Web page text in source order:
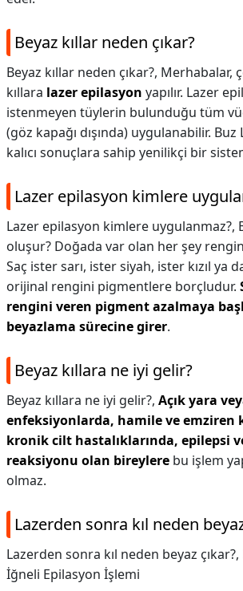
Beyaz kıllar neden çıkar?
Beyaz kıllar neden çıkar?, Merhabalar,
kıllara lazer epilasyon yapılır. Lazer
istenmeyen tüylerin bulunduğu tüm
(göz kapağı dışında) uygulanabilir.
kalıcı sonuçlara sahip yenilikçi bir
Lazer epilasyon kimlere
Lazer epilasyon kimlere uygulanmaz?,
oluşur? Doğada var olan her şey
Saç ister sarı, ister siyah, ister kızıl ya
orijinal rengini pigmentlere borçludur.
rengini veren pigment azalmaya
beyazlama sürecine girer.
Beyaz kıllara ne iyi gelir?
Beyaz kıllara ne iyi gelir?, Açık yara
enfeksiyonlarda, hamile ve emziren
kronik cilt hastalıklarında, epilepsi
reaksiyonu olan bireylere bu işlem
olmaz.
Lazerden sonra kıl neden
Lazerden sonra kıl neden beyaz çıkar?,
İğneli Epilasyon İşlemi